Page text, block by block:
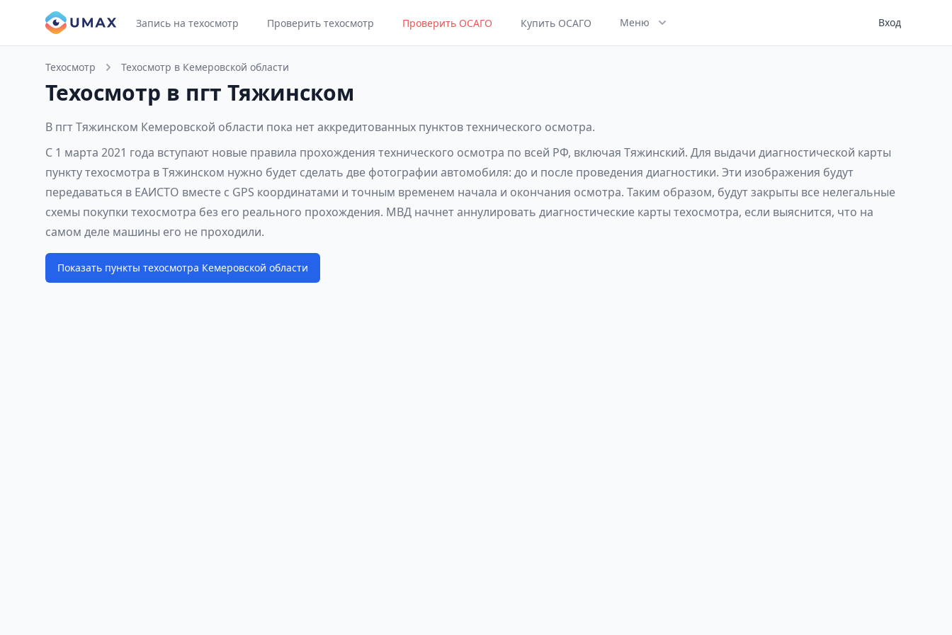
Запись на техосмотр Проверить техосмотр Проверить ОСАГО Купить ОСАГО Меню Вход
Техосмотр Техосмотр в Кемеровской области
Техосмотр в пгт Тяжинском
В пгт Тяжинском Кемеровской области пока нет аккредитованных пунктов технического осмотра.
С 1 марта 2021 года вступают новые правила прохождения технического осмотра по всей РФ, включая Тяжинский. Для выдачи диагностической карты
пункту техосмотра в Тяжинском нужно будет сделать две фотографии автомобиля: до и после проведения диагностики. Эти изображения будут
передаваться в ЕАИСТО вместе с GPS координатами и точным временем начала и окончания осмотра. Таким образом, будут закрыты все нелегальные
схемы покупки техосмотра без его реального прохождения. МВД начнет аннулировать диагностические карты техосмотра, если выяснится, что на
самом деле машины его не проходили.
Показать пункты техосмотра Кемеровской области